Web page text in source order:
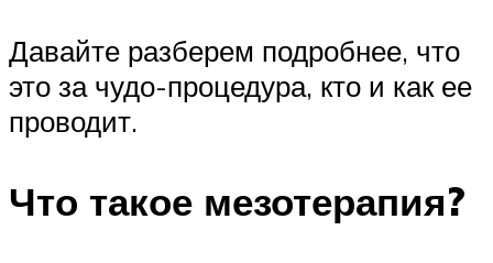
Давайте разберем подробнее, что
это за чудо-процедура, кто и как ее
проводит.
Что такое мезотерапия?